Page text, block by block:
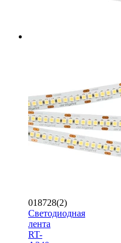
018728(2)
Светодиодная
лента
RT-